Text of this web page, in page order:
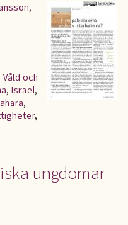
Våld och
, Israel,
,
,
ungdomar